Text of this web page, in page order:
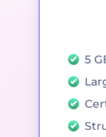
5